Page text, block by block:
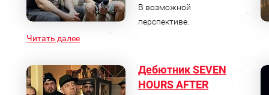
В возможной
перспективе.
Читать далее
Дебютник SEVEN
HOURS AFTER